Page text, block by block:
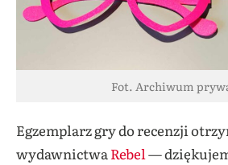
Fot. Archiwum
Egzemplarz gry do recenzji
wydawnictwa Rebel —